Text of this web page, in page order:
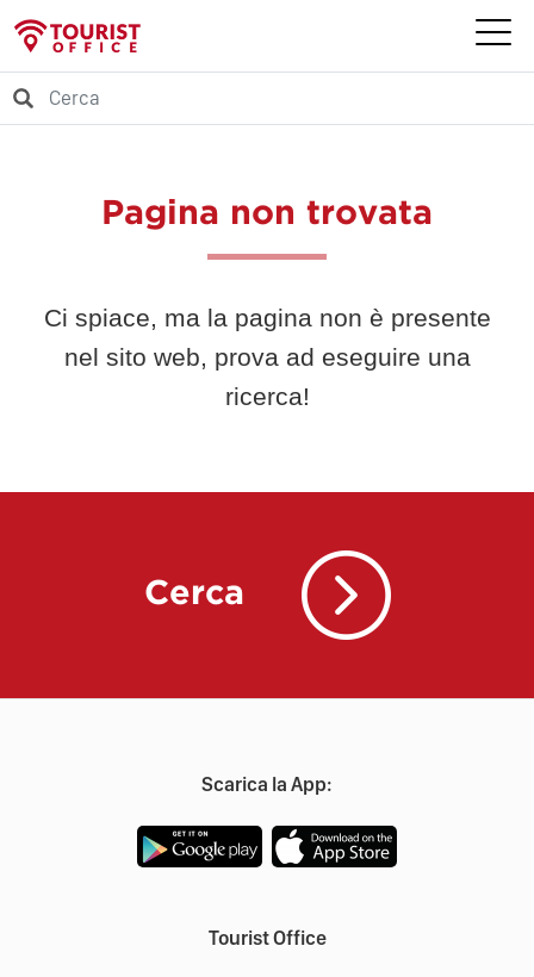
Pagina non trovata
Ci spiace, ma la pagina non è presente
nel sito web, prova ad eseguire una
ricerca!
Cerca
Scarica la App:
Tourist Office